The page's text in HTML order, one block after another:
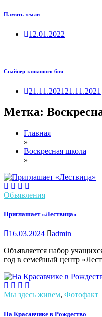
Память земли
12.01.2022
Снайпер танкового боя
21.11.2021 21.11.2021
Метка:
Главная
»
Воскресная школа
»
Объявления
Приглашает «Лествица»
16.03.2024
admin
Объявляется набор
год в семейный центр
Мы здесь живем, Фотофакт
На Красавчике в Рождество